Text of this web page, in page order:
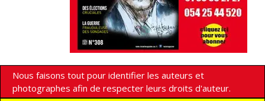
Nous faisons tout pour identifier les auteurs et
photographes afin de respecter leurs droits d'auteur.